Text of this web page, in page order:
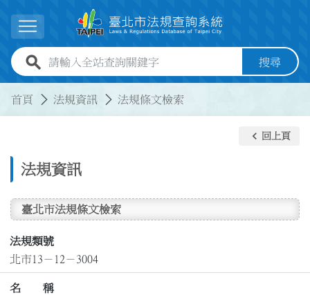
展開選單
全站查詢關鍵字欄位 搜尋
首頁 法規資訊 法規條文檢索
法規資訊
keyboard_arrow_left 回上頁
臺北市法規條文檢索
法規類號
北市13－12－3004
名 稱